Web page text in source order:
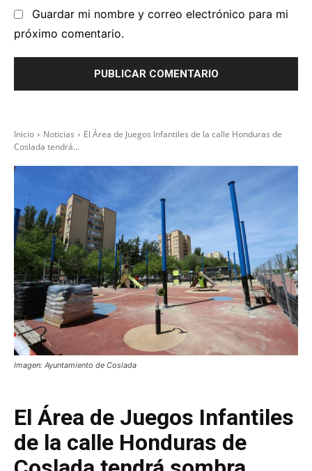
Guardar mi nombre y correo electrónico para mi
próximo comentario.